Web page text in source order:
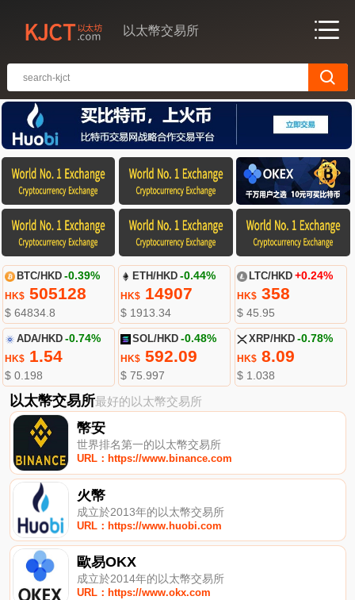
以太幣交易所
BTC/HKD -0.39%
HK$505128
$ 64834.8
ETH/HKD -0.44%
HK$ 14907
$ 1913.34
LTC/HKD +0.24%
HK$358
$ 45.95
ADA/HKD -0.74%
HK$1.54
$ 0.198
SOL/HKD -0.48%
HK$ 592.09
$ 75.997
XRP/HKD -0.78%
HK$8.09
$ 1.038
以太幣交易所最好的以太幣交易所
幣安
世界排名第一的以太幣交易所
URL：https://www.binance.com
火幣
成立於2013年的以太幣交易所
URL：https://www.huobi.com
歐易OKX
成立於2014年的以太幣交易所
URL：https://www.okx.com